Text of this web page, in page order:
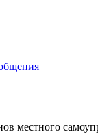
местного